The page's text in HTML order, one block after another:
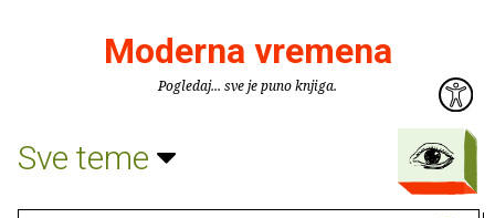
Moderna vremena
Pogledaj... sve je puno knjiga.
Sve teme